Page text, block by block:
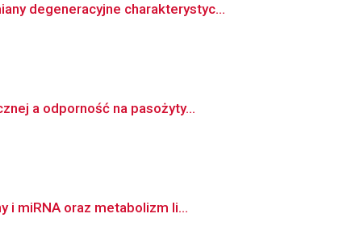
degeneracyjne charakterystyc...
a odporność na pasożyty...
i miRNA oraz metabolizm li...